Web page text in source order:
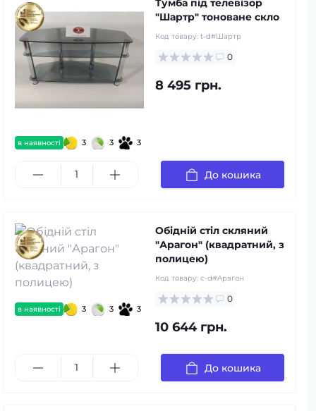
в наявності 3 3 3
Тумба під телевізор
"Шартр" тоноване скло
Код товару: t-d#Шартр
0
8 495 грн.
До кошика
в наявності 3 3 3
Обідній стіл скляний
"Арагон" (квадратний, з
полицею)
Код товару: c-d#Арагон
0
10 644 грн.
До кошика